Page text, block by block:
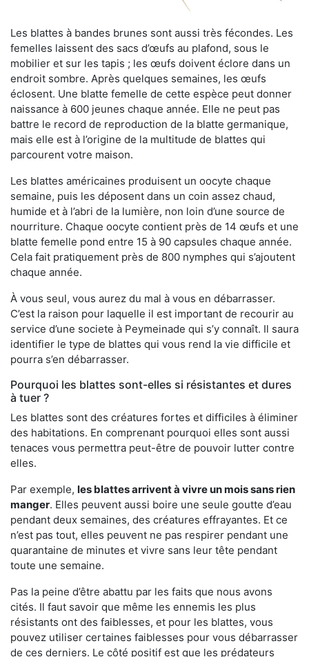
Les blattes à bandes brunes sont aussi très fécondes. Les
femelles laissent des sacs d’œufs au plafond, sous le
mobilier et sur les tapis ; les œufs doivent éclore dans un
endroit sombre. Après quelques semaines, les œufs
éclosent. Une blatte femelle de cette espèce peut donner
naissance à 600 jeunes chaque année. Elle ne peut pas
battre le record de reproduction de la blatte germanique,
mais elle est à l’origine de la multitude de blattes qui
parcourent votre maison.
Les blattes américaines produisent un oocyte chaque
semaine, puis les déposent dans un coin assez chaud,
humide et à l’abri de la lumière, non loin d’une source de
nourriture. Chaque oocyte contient près de 14 œufs et une
blatte femelle pond entre 15 à 90 capsules chaque année.
Cela fait pratiquement près de 800 nymphes qui s’ajoutent
chaque année.
À vous seul, vous aurez du mal à vous en débarrasser.
C’est la raison pour laquelle il est important de recourir au
service d’une societe à Peymeinade qui s’y connaît. Il saura
identifier le type de blattes qui vous rend la vie difficile et
pourra s’en débarrasser.
Pourquoi les blattes sont-elles si résistantes et dures
à tuer ?
Les blattes sont des créatures fortes et difficiles à éliminer
des habitations. En comprenant pourquoi elles sont aussi
tenaces vous permettra peut-être de pouvoir lutter contre
elles.
Par exemple, les blattes arrivent à vivre un mois sans rien
manger. Elles peuvent aussi boire une seule goutte d’eau
pendant deux semaines, des créatures effrayantes. Et ce
n’est pas tout, elles peuvent ne pas respirer pendant une
quarantaine de minutes et vivre sans leur tête pendant
toute une semaine.
Pas la peine d’être abattu par les faits que nous avons
cités. Il faut savoir que même les ennemis les plus
résistants ont des faiblesses, et pour les blattes, vous
pouvez utiliser certaines faiblesses pour vous débarrasser
de ces derniers. Le côté positif est que les prédateurs